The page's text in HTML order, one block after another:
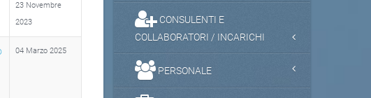
23 Novembre
2023
04 Marzo 2025
CONSULENTI E
COLLABORATORI / INCARICHI
PERSONALE